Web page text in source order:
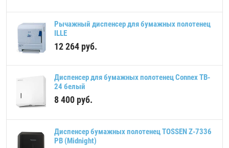
Рычажный диспенсер для бумажных полотенец
ILLE
12 264 руб.
Диспенсер для бумажных полотенец Connex TB-
24 белый
8 400 руб.
Диспенсер бумажных полотенец TOSSEN Z-7336
PB (Midnight)